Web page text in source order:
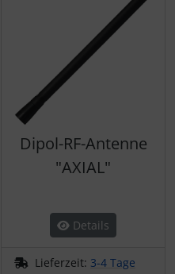
Dipol-RF-Antenne
"AXIAL"
Details
Lieferzeit: 3-4 Tage